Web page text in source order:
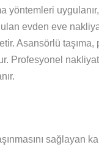
yöntemleri
evden eve
Asansörlü taşıma,
Profesyonel
sağlayan